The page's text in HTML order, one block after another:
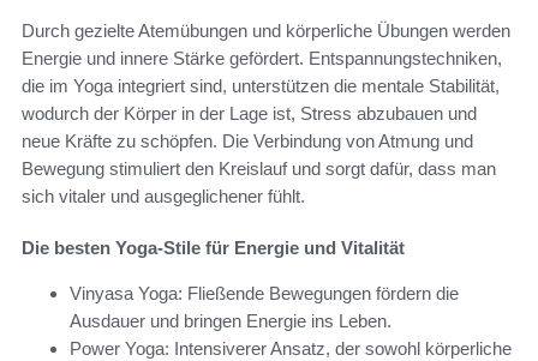
Durch gezielte Atemübungen und körperliche Übungen werden
Energie und innere Stärke gefördert. Entspannungstechniken,
die im Yoga integriert sind, unterstützen die mentale Stabilität,
wodurch der Körper in der Lage ist, Stress abzubauen und
neue Kräfte zu schöpfen. Die Verbindung von Atmung und
Bewegung stimuliert den Kreislauf und sorgt dafür, dass man
sich vitaler und ausgeglichener fühlt.
Die besten Yoga-Stile für Energie und Vitalität
Vinyasa Yoga: Fließende Bewegungen fördern die
Ausdauer und bringen Energie ins Leben.
Power Yoga: Intensiverer Ansatz, der sowohl körperliche